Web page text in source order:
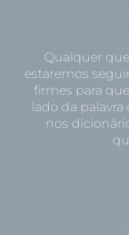
Qualquer
estaremos
firmes para
lado da
nos